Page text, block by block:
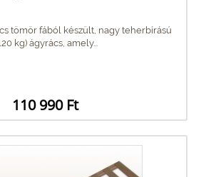
tömör fából készült, nagy teherbírású
kg) ágyrács, amely...
110 990 Ft